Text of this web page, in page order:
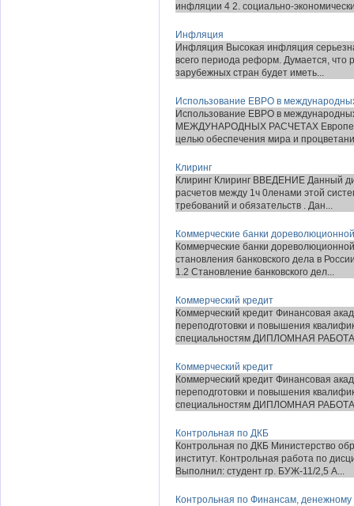
инфляции 4 2. социально-
Инфляция
Инфляция Высокая инфляция
всего периода реформ. Думается, что
зарубежных стран будет иметь...
Использование ЕВРО в
Использование ЕВРО в
МЕЖДУНАРОДНЫХ РАСЧЕТАХ
целью обеспечения мира и
Клиринг
Клиринг Клиринг ВВЕДЕНИЕ Данный
расчетов между 1ч 0ленами этой
требований и обязательств . Дан...
Коммерческие банки
Коммерческие банки
становления банковского дела в
1.2 Становление банковского дел...
Коммерческий кредит
Коммерческий кредит Финансовая
переподготовки и повышения
специальностям ДИПЛОМНАЯ РАБОТА
Коммерческий кредит
Коммерческий кредит Финансовая
переподготовки и повышения
специальностям ДИПЛОМНАЯ РАБОТА
Контрольная по ДКБ
Контрольная по ДКБ Министерство
институт. Контрольная работа по
Выполнил: студент гр. БУЖ-11/2,5 А...
Контрольная по Финансам,